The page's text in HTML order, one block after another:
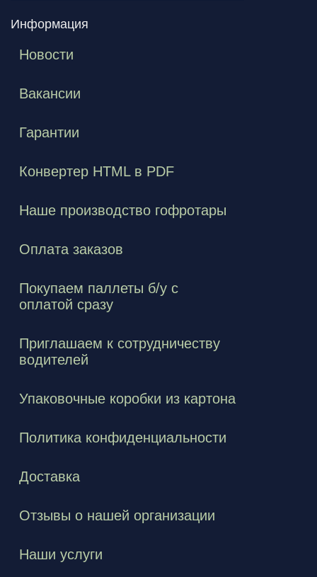
Информация
Новости
Вакансии
Гарантии
Конвертер HTML в PDF
Наше производство гофротары
Оплата заказов
Покупаем паллеты б/у с
оплатой сразу
Приглашаем к сотрудничеству
водителей
Упаковочные коробки из картона
Политика конфиденциальности
Доставка
Отзывы о нашей организации
Наши услуги